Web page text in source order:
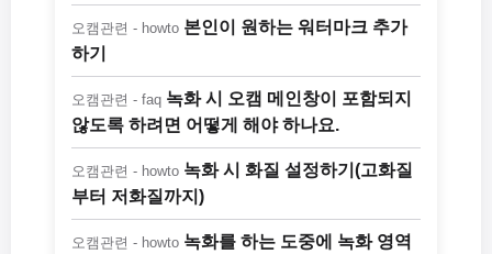
오캠관련 - howto 본인이 원하는 워터마크 추가
하기
오캠관련 - faq 녹화 시 오캠 메인창이 포함되지
않도록 하려면 어떻게 해야 하나요.
오캠관련 - howto 녹화 시 화질 설정하기(고화질
부터 저화질까지)
오캠관련 - howto 녹화를 하는 도중에 녹화 영역